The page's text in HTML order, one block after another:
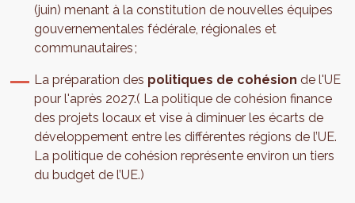
(juin) menant à la constitution de nouvelles équipes
gouvernementales fédérale, régionales et
communautaires ;
La préparation des politiques de cohésion de l'UE
pour l'après 2027.( La politique de cohésion finance
des projets locaux et vise à diminuer les écarts de
développement entre les différentes régions de l’UE.
La politique de cohésion représente environ un tiers
du budget de l’UE.)